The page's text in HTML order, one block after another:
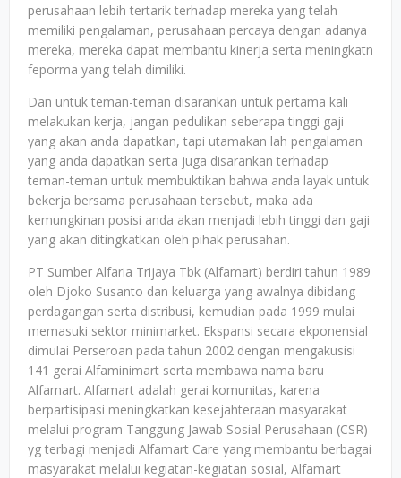
perusahaan lebih tertarik terhadap mereka yang telah
memiliki pengalaman, perusahaan percaya dengan adanya
mereka, mereka dapat membantu kinerja serta meningkatn
feporma yang telah dimiliki.
Dan untuk teman-teman disarankan untuk pertama kali
melakukan kerja, jangan pedulikan seberapa tinggi gaji
yang akan anda dapatkan, tapi utamakan lah pengalaman
yang anda dapatkan serta juga disarankan terhadap
teman-teman untuk membuktikan bahwa anda layak untuk
bekerja bersama perusahaan tersebut, maka ada
kemungkinan posisi anda akan menjadi lebih tinggi dan gaji
yang akan ditingkatkan oleh pihak perusahan.
PT Sumber Alfaria Trijaya Tbk (Alfamart) berdiri tahun 1989
oleh Djoko Susanto dan keluarga yang awalnya dibidang
perdagangan serta distribusi, kemudian pada 1999 mulai
memasuki sektor minimarket. Ekspansi secara ekponensial
dimulai Perseroan pada tahun 2002 dengan mengakusisi
141 gerai Alfaminimart serta membawa nama baru
Alfamart. Alfamart adalah gerai komunitas, karena
berpartisipasi meningkatkan kesejahteraan masyarakat
melalui program Tanggung Jawab Sosial Perusahaan (CSR)
yg terbagi menjadi Alfamart Care yang membantu berbagai
masyarakat melalui kegiatan-kegiatan sosial, Alfamart